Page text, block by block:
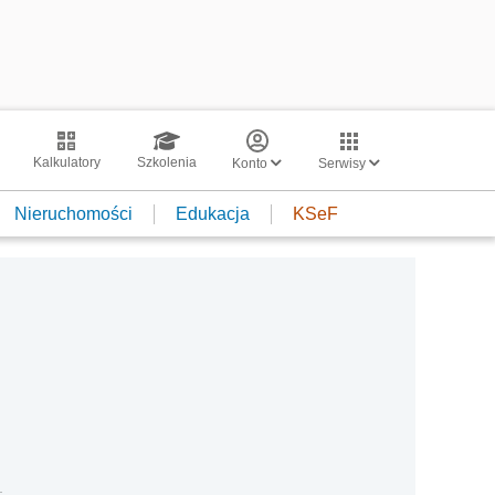
Kalkulatory Szkolenia Konto Serwisy
Nieruchomości Edukacja KSeF